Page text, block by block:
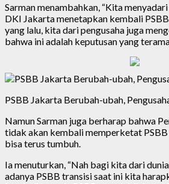
Sarman menambahkan, “Kita
DKI Jakarta menetapkan kembali
yang lalu, kita dari pengusaha juga
bahwa ini adalah keputusan yang
PSBB Jakarta Berubah-ubah,
Namun Sarman juga berharap bahwa
tidak akan kembali memperketat
bisa terus tumbuh.
Ia menuturkan, “Nah bagi kita dari
adanya PSBB transisi saat ini kita